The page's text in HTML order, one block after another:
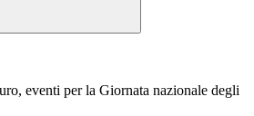
eventi per la Giornata nazionale degli